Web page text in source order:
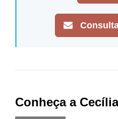
Conheça a Cecília